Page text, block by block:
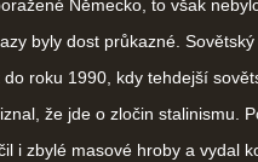
Německo, to však
byly dost průkazné.
roku 1990, kdy tehdejší
že jde o zločin stalinismu.
i zbylé masové hroby a vydal